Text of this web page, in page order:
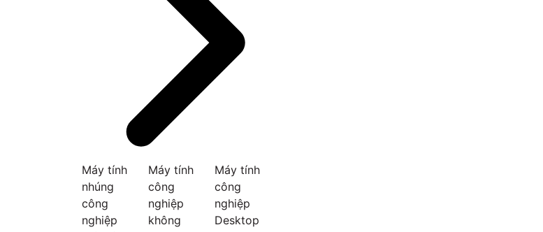
Máy tính
nhúng
công
nghiệp
Máy tính
công
nghiệp
không
Máy tính
công
nghiệp
Desktop